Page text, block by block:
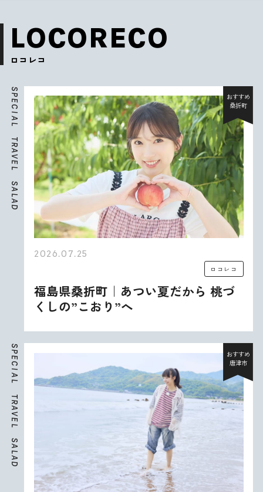
LOCORECO
ロコレコ
S
P
E
C
I
A
L
T
R
A
V
E
L
S
A
L
A
D
おすすめ
桑折町
2026.07.25
ロコレコ
福島県桑折町｜あつい夏だから 桃づ
くしの”こおり”へ
S
P
E
C
I
A
L
T
R
A
V
E
L
S
A
L
A
D
おすすめ
唐津市